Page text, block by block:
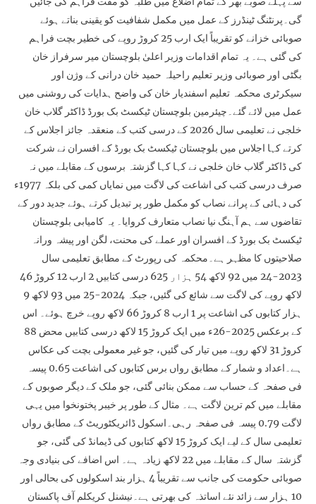
گی۔پرنٹنگ ٹینڈرز کے عمل میں مکمل شفافیت کو یقینی بناتے ہوئے
صوبائی خزانے کو تقریباً ایک ارب 25 کروڑ روپے کی خطیر بچت فراہم
کی گئی ہے۔ یہ تمام اقدامات وزیر اعلیٰ بلوچستان میر سرفراز خان
بگٹی اور صوبائی وزیر تعلیم راحیلہ حمید خان درانی کے وژن اور
سیکرٹری محکمہ تعلیم اسفندیار خان کی واضح ہدایات کی روشنی میں
عمل میں لائے گئے۔چیئرمین بلوچستان ٹیکسٹ بک بورڈ ڈاکٹر گلاب خان
خلجی نے تعلیمی سال 2026 کے درسی کتب کے منعقدہ جائز اجلاس کے
کرتے کہا اجلاس میں بلوچستان ٹیکسٹ بک بورڈ کے افسران نے شرکت
کی ڈاکٹر گلاب خان خلجی نے کہا کہا گزشتہ برسوں کے مقابلے میں نہ
صرف درسی کتب کی اشاعت کی لاگت میں نمایاں کمی کی بلکہ 1977ء
کی دہائی کے پرانے نصاب کو مکمل طور پر تبدیل کرتے ہوئے جدید دور کے
تقاضوں سے ہم آہنگ نیا نصاب متعارف کروایا۔ یہ کامیابی بلوچستان
ٹیکسٹ بک بورڈ کے افسران اور عملے کی محنت، لگن اور پیشہ ورانہ
صلاحیتوں کا مظہر ہے۔محکمہ کی رپورٹ کے مطابق تعلیمی سال
2023-24 میں 92 لاکھ 54 ہزار 625 درسی کتابیں 2 ارب 12 کروڑ 46
لاکھ روپے کی لاگت سے شائع کی گئیں، جبکہ 2024-25 میں 93 لاکھ 9
ہزار کتابوں کی اشاعت پر 1 ارب 8 کروڑ 66 لاکھ روپے خرچ ہوئے۔ اس
کے برعکس 2025-26ء میں ایک کروڑ 15 لاکھ درسی کتابیں محض 88
کروڑ 31 لاکھ روپے میں تیار کی گئیں، جو غیر معمولی بچت کی عکاس
ہے۔اعداد و شمار کے مطابق رواں برس کتابوں کی اشاعت 0.65 پیسہ
فی صفحہ کے حساب سے ممکن بنائی گئی، جو ملک کے دیگر صوبوں کے
مقابلے میں کم ترین لاگت ہے۔ مثال کے طور پر خیبر پختونخوا میں یہی
لاگت 0.79 پیسہ فی صفحہ رہی۔اسکول ڈائریکٹوریٹ کے مطابق رواں
تعلیمی سال کے لیے ایک کروڑ 15 لاکھ کتابوں کی ڈیمانڈ کی گئی، جو
گزشتہ سال کے مقابلے میں 22 لاکھ زیادہ ہے۔ اس اضافے کی بنیادی وجہ
صوبائی حکومت کی جانب سے تقریباً 4 ہزار بند اسکولوں کی بحالی اور
10 ہزار سے زائد نئے اساتذہ کی بھرتی ہے۔نیشنل کریکلم آف پاکستان